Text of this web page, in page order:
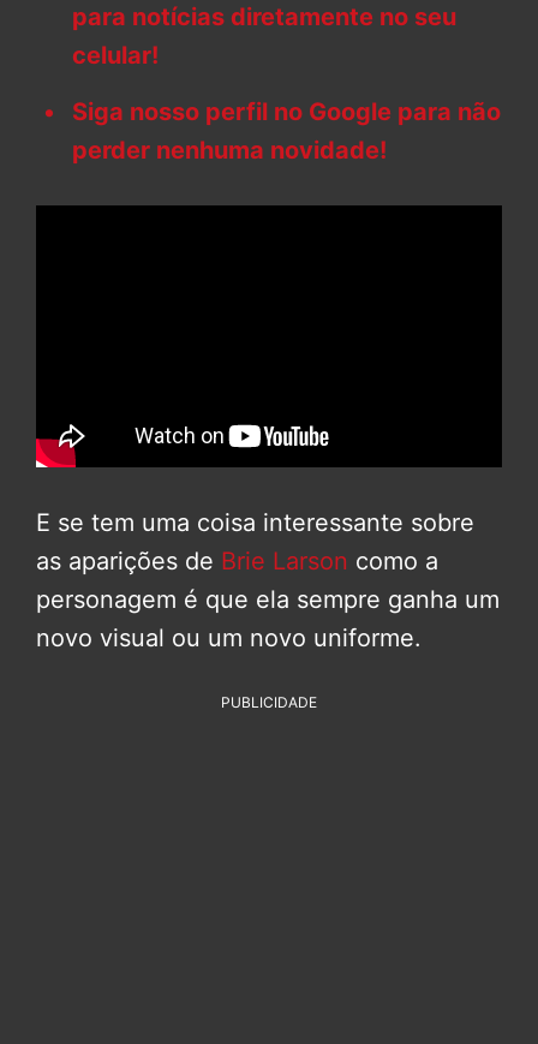
para notícias diretamente no seu
celular!
Siga nosso perfil no Google para não
perder nenhuma novidade!
E se tem uma coisa interessante sobre
as aparições de Brie Larson como a
personagem é que ela sempre ganha um
novo visual ou um novo uniforme.
PUBLICIDADE